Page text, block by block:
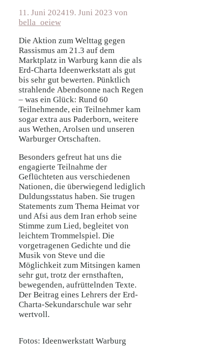
11. Juni 202419. Juni 2023 von
bella_oeiew
Die Aktion zum Welttag gegen
Rassismus am 21.3 auf dem
Marktplatz in Warburg kann die als
Erd-Charta Ideenwerkstatt als gut
bis sehr gut bewerten. Pünktlich
strahlende Abendsonne nach Regen
– was ein Glück: Rund 60
Teilnehmende, ein Teilnehmer kam
sogar extra aus Paderborn, weitere
aus Wethen, Arolsen und unseren
Warburger Ortschaften.
Besonders gefreut hat uns die
engagierte Teilnahme der
Geflüchteten aus verschiedenen
Nationen, die überwiegend lediglich
Duldungsstatus haben. Sie trugen
Statements zum Thema Heimat vor
und Afsi aus dem Iran erhob seine
Stimme zum Lied, begleitet von
leichtem Trommelspiel. Die
vorgetragenen Gedichte und die
Musik von Steve und die
Möglichkeit zum Mitsingen kamen
sehr gut, trotz der ernsthaften,
bewegenden, aufrüttelnden Texte.
Der Beitrag eines Lehrers der Erd-
Charta-Sekundarschule war sehr
wertvoll.
Fotos: Ideenwerkstatt Warburg